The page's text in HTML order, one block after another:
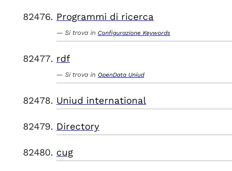
Programmi di ricerca
Si trova in Configurazione Keywords
rdf
Si trova in OpenData Uniud
Uniud international
Directory
cug